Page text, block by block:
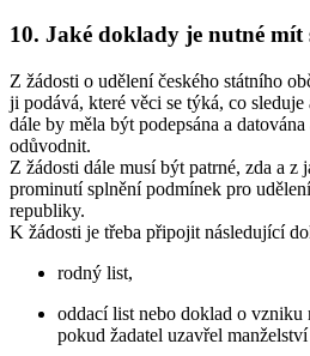
10. Jaké doklady je nutné mít
Z žádosti o udělení českého státního
ji podává, které věci se týká, co sleduje
dále by měla být podepsána a
odůvodnit.
Z žádosti dále musí být patrné, zda a z
prominutí splnění podmínek pro
republiky.
K žádosti je třeba připojit následující
rodný list,
oddací list nebo doklad o vzniku
pokud žadatel uzavřel